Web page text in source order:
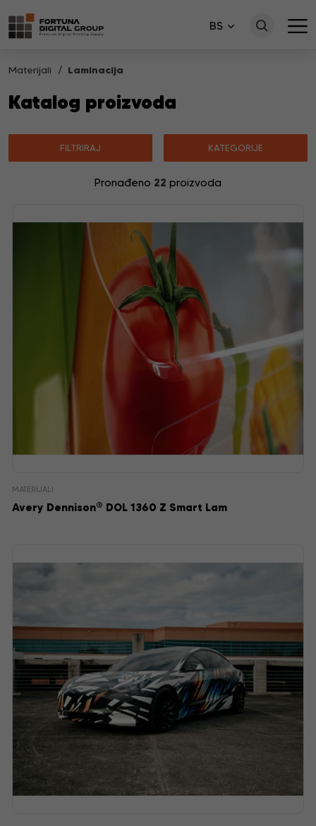
BS
Materijali Laminacija
Katalog proizvoda
FILTRIRAJ KATEGORIJE
Pronađeno 22 proizvoda
MATERIJALI
Avery Dennison® DOL 1360 Z Smart Lam